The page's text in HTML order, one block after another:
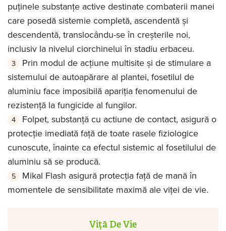
puținele substanțe active destinate combaterii manei
care posedă sistemie completă, ascendentă și
descendentă, translocându-se în creșterile noi,
inclusiv la nivelul ciorchinelui în stadiu erbaceu.
Prin modul de acțiune multisite și de stimulare a
sistemului de autoapărare al plantei, fosetilul de
aluminiu face imposibilă apariția fenomenului de
rezistență la fungicide al fungilor.
Folpet, substanță cu actiune de contact, asigură o
protecție imediată față de toate rasele fiziologice
cunoscute, înainte ca efectul sistemic al fosetilului de
aluminiu să se producă.
Mikal Flash asigură protecția față de mană în
momentele de sensibilitate maximă ale viței de vie.
Viță De Vie